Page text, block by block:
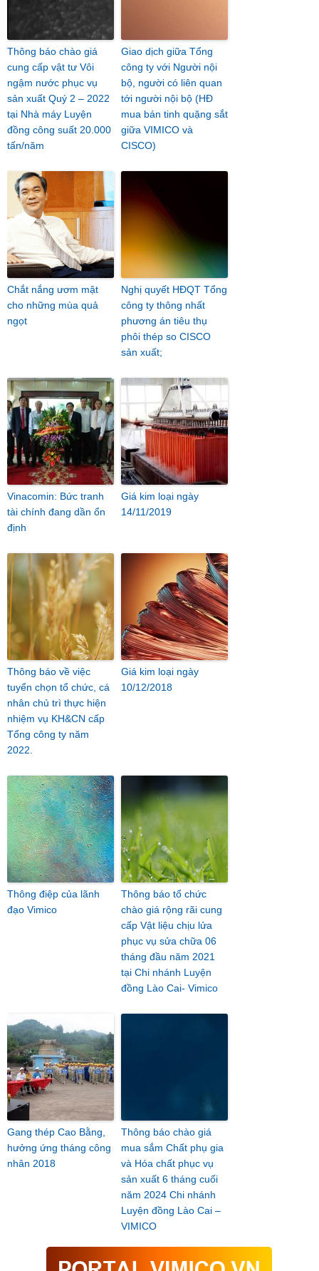
Thông báo chào giá
cung cấp vật tư Vôi
ngậm nước phục vụ
sản xuất Quý 2 – 2022
tại Nhà máy Luyện
đồng công suất 20.000
tấn/năm
Giao dịch giữa Tổng
công ty với Người nội
bộ, người có liên quan
tới người nội bộ (HĐ
mua bán tinh quặng sắt
giữa VIMICO và
CISCO)
Chắt nắng ươm mật
cho những mùa quả
ngọt
Nghị quyết HĐQT Tổng
công ty thông nhất
phương án tiêu thụ
phôi thép so CISCO
sản xuất;
Vinacomin: Bức tranh
tài chính đang dần ổn
định
Giá kim loại ngày
14/11/2019
Thông báo về việc
tuyển chọn tổ chức, cá
nhân chủ trì thực hiện
nhiệm vụ KH&CN cấp
Tổng công ty năm
2022.
Giá kim loại ngày
10/12/2018
Thông điệp của lãnh
đạo Vimico
Thông báo tổ chức
chào giá rộng rãi cung
cấp Vật liệu chịu lửa
phục vụ sửa chữa 06
tháng đầu năm 2021
tại Chi nhánh Luyện
đồng Lào Cai- Vimico
Gang thép Cao Bằng,
hưởng ứng tháng công
nhân 2018
Thông báo chào giá
mua sắm Chất phụ gia
và Hóa chất phục vụ
sản xuất 6 tháng cuối
năm 2024 Chi nhánh
Luyện đồng Lào Cai –
VIMICO